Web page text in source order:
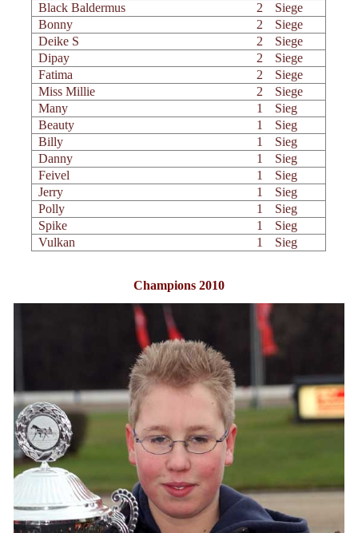
Black Baldermus
2
Siege
Bonny
2
Siege
Deike S
2
Siege
Dipay
2
Siege
Fatima
2
Siege
Miss Millie
2
Siege
Many
1
Sieg
Beauty
1
Sieg
Billy
1
Sieg
Danny
1
Sieg
Feivel
1
Sieg
Jerry
1
Sieg
Polly
1
Sieg
Spike
1
Sieg
Vulkan
1 Sieg
Champions 2010